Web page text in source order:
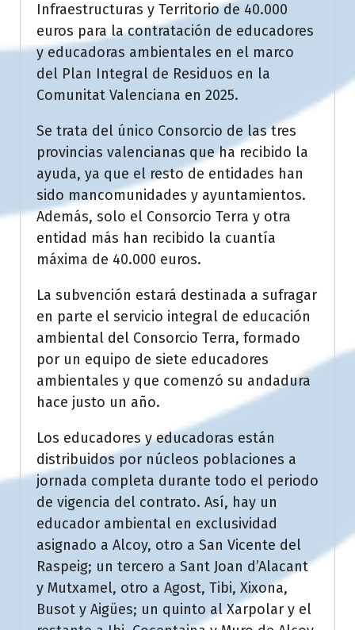
Infraestructuras y Territorio de 40.000
euros para la contratación de educadores
y educadoras ambientales en el marco
del Plan Integral de Residuos en la
Comunitat Valenciana en 2025.
Se trata del único Consorcio de las tres
provincias valencianas que ha recibido la
ayuda, ya que el resto de entidades han
sido mancomunidades y ayuntamientos.
Además, solo el Consorcio Terra y otra
entidad más han recibido la cuantía
máxima de 40.000 euros.
La subvención estará destinada a sufragar
en parte el servicio integral de educación
ambiental del Consorcio Terra, formado
por un equipo de siete educadores
ambientales y que comenzó su andadura
hace justo un año.
Los educadores y educadoras están
distribuidos por núcleos poblaciones a
jornada completa durante todo el periodo
de vigencia del contrato. Así, hay un
educador ambiental en exclusividad
asignado a Alcoy, otro a San Vicente del
Raspeig; un tercero a Sant Joan d’Alacant
y Mutxamel, otro a Agost, Tibi, Xixona,
Busot y Aigües; un quinto al Xarpolar y el